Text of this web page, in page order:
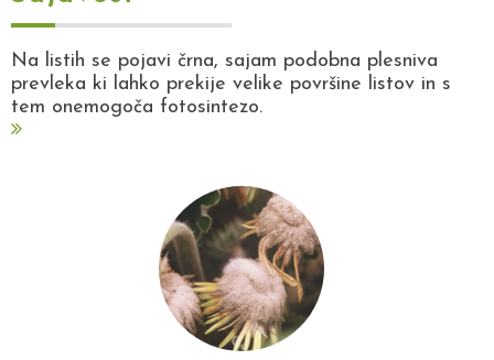
Na listih se pojavi črna, sajam podobna plesniva
prevleka ki lahko prekije velike površine listov in s
tem onemogoča fotosintezo.